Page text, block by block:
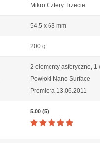
Mikro Cztery Trzecie
54.5 x 63 mm
200 g
2 elementy asferyczne, 1
Powłoki Nano Surface
Premiera 13.06.2011
5.00 (5)